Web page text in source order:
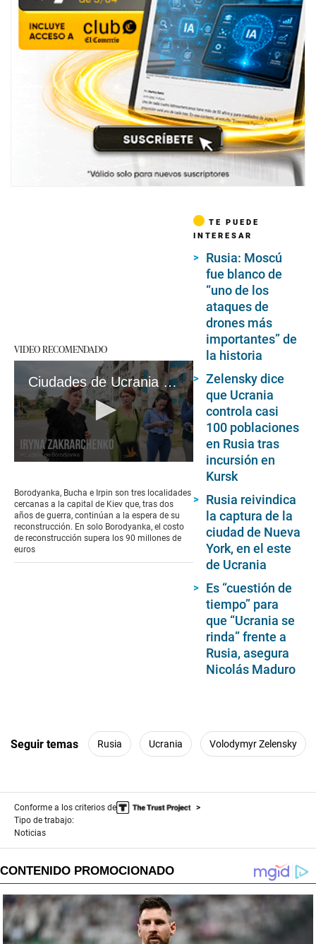
VIDEO RECOMENDADO
Ciudades de Ucrania a la espera de reconstrucción
of
6
minutes,
17
seconds
Borodyanka, Bucha e Irpin son tres localidades
cercanas a la capital de Kiev que, tras dos
años de guerra, continúan a la espera de su
reconstrucción. En solo Borodyanka, el costo
de reconstrucción supera los 90 millones de
euros
TE PUEDE
INTERESAR
Rusia: Moscú
fue blanco de
“uno de los
ataques de
drones más
importantes” de
la historia
Zelensky dice
que Ucrania
controla casi
100 poblaciones
en Rusia tras
incursión en
Kursk
Rusia reivindica
la captura de la
ciudad de Nueva
York, en el este
de Ucrania
Es “cuestión de
tiempo” para
que “Ucrania se
rinda” frente a
Rusia, asegura
Nicolás Maduro
Seguir temas Rusia Ucrania Volodymyr Zelensky
Conforme a los criterios de
Tipo de trabajo:
Noticias